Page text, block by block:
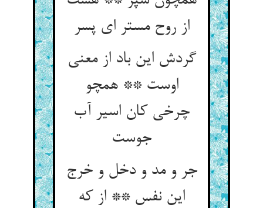
از روح مستر ای پسر
گردش این باد از معنی
اوست ** همچو
چرخی کان اسیر آب
جر و مد و دخل و خرج
این نفس ** از که